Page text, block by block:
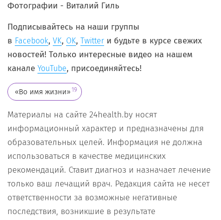
Фотографии - Виталий Гиль
Подписывайтесь на наши группы
в Facebook, VK, OK, Twitter и будьте в курсе свежих
новостей! Только интересные видео на нашем
канале YouTube, присоединяйтесь!
«Во имя жизни» 19
Материалы на сайте 24health.by носят
информационный характер и предназначены для
образовательных целей. Информация не должна
использоваться в качестве медицинских
рекомендаций. Ставит диагноз и назначает лечение
только ваш лечащий врач. Редакция сайта не несет
ответственности за возможные негативные
последствия, возникшие в результате